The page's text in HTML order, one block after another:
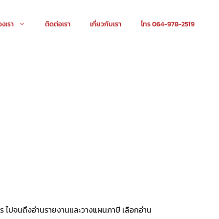
เรา ติดต่อเรา เกี่ยวกับเรา โทร 064-978-2519
ปจนถึงอ่านรายงานและวางแผนภาษี เลือกอ่าน